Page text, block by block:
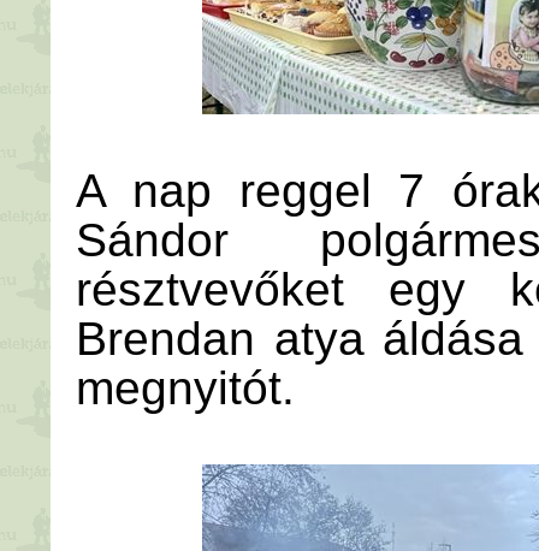
A nap reggel 7
Sándor
résztvevőket egy
Brendan atya
megnyitót.